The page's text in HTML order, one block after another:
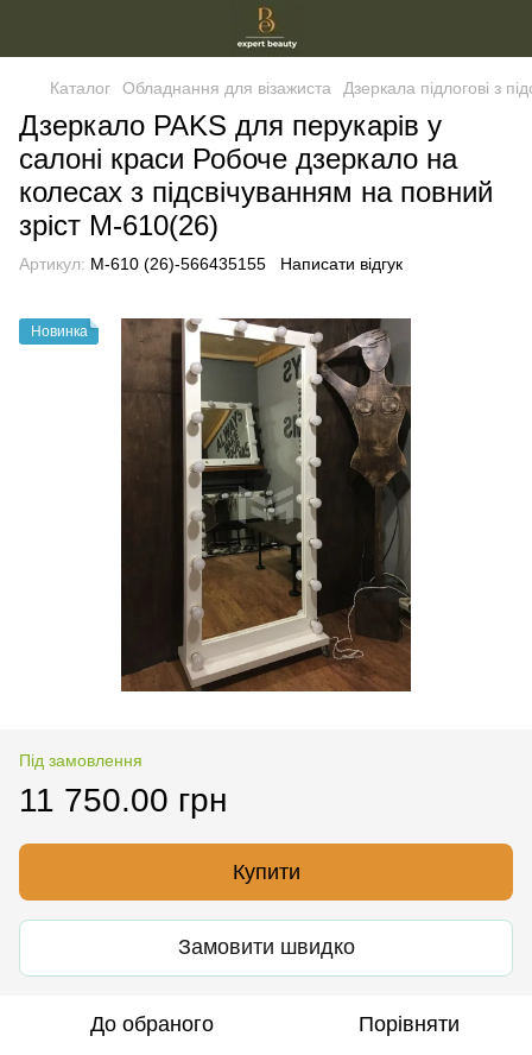
Каталог Обладнання для візажиста Дзеркала підлогові з
Дзеркало PAKS для перукарів у
салоні краси Робоче дзеркало на
колесах з підсвічуванням на повний
зріст М-610(26)
Артикул: М-610 (26)-566435155 Написати відгук
Новинка
Під замовлення
11 750.00 грн
Купити
Замовити швидко
До обраного Порівняти